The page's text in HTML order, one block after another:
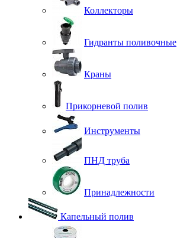
Коллекторы
Гидранты поливочные
Краны
Прикорневой полив
Инструменты
ПНД труба
Принадлежности
Капельный полив